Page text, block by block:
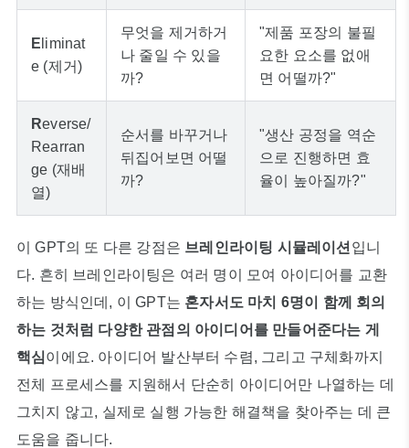
E liminat
e (제거)
무엇을 제거하거
나 줄일 수 있을
까?
"제품 포장의 불필
요한 요소를 없애
면 어떨까?"
Reverse/
Rearran
ge (재배
열)
순서를 바꾸거나
뒤집어보면 어떨
까?
"생산 공정을 역순
으로 진행하면 효
율이 높아질까?"
이 GPT의 또 다른 강점은 브레인라이팅 시뮬레이션 입니
다. 흔히 브레인라이팅은 여러 명이 모여 아이디어를 교환
하는 방식인데, 이 GPT는 혼자서도 마치 6명이 함께 회의
하는 것처럼 다양한 관점의 아이디어를 만들어준다는 게
핵심 이에요. 아이디어 발산부터 수렴, 그리고 구체화까지
전체 프로세스를 지원해서 단순히 아이디어만 나열하는 데
그치지 않고, 실제로 실행 가능한 해결책을 찾아주는 데 큰
도움을 줍니다.